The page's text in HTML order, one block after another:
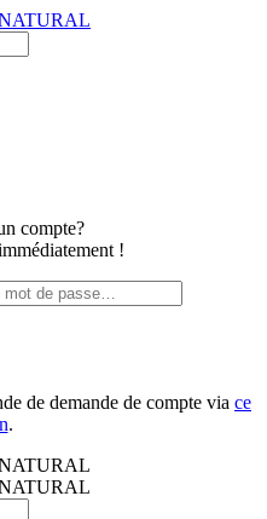
compte?
!
de demande de compte via ce
.